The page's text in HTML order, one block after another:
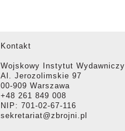
Kontakt
Wojskowy Instytut Wydawniczy
Al. Jerozolimskie 97
00-909 Warszawa
+48 261 849 008
NIP: 701-02-67-116
sekretariat@zbrojni.pl